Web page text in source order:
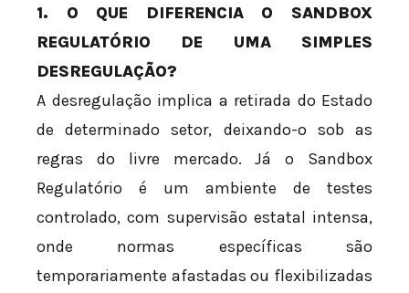
1. O QUE DIFERENCIA O SANDBOX
REGULATÓRIO DE UMA SIMPLES
DESREGULAÇÃO?
A desregulação implica a retirada do Estado
de determinado setor, deixando-o sob as
regras do livre mercado. Já o Sandbox
Regulatório é um ambiente de testes
controlado, com supervisão estatal intensa,
onde normas específicas são
temporariamente afastadas ou flexibilizadas